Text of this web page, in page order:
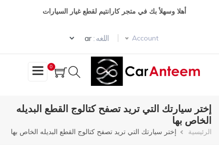
أهلا وسهلأ بك في متجر كارانتيم لقطع غيار السيارات
Account اللغه :
Select your language
0
إختر سيارتك التي تريد تصفح كتالوج القطع البديله
الخاص بها
مسار
الرئيسية إختر سيارتك التي تريد تصفح كتالوج القطع البديله الخاص بها